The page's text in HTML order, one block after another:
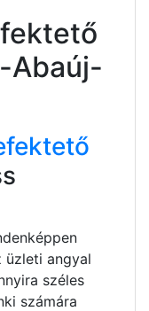
Abaúj-
üzleti angyal
széles
számára